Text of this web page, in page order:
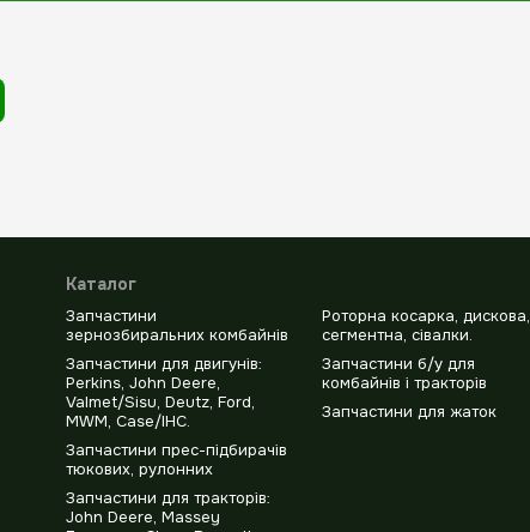
Каталог
Запчастини
зернозбиральних комбайнів
Запчастини для двигунів:
Perkins, John Deere,
Valmet/Sisu, Deutz, Ford,
MWM, Case/IHC.
Запчастини прес-підбирачів
тюкових, рулонних
Запчастини для тракторів:
John Deere, Massey
Роторна косарка, дискова,
сегментна, сівалки.
Запчастини б/у для
комбайнів і тракторів
Запчастини для жаток